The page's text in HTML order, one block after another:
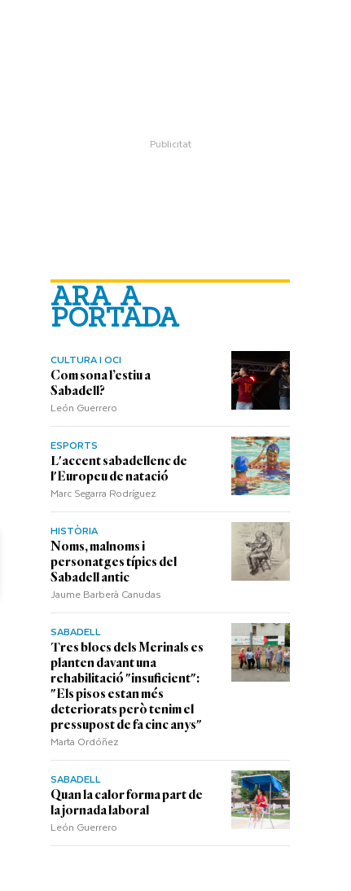
ARA A
PORTADA
CULTURA I OCI
Com sona l’estiu a
Sabadell?
León Guerrero
ESPORTS
L'accent sabadellenc de
l'Europeu de natació
Marc Segarra Rodríguez
HISTÒRIA
Noms, malnoms i
personatges típics del
Sabadell antic
Jaume Barberà Canudas
SABADELL
Tres blocs dels Merinals es
planten davant una
rehabilitació "insuficient":
"Els pisos estan més
deteriorats però tenim el
pressupost de fa cinc anys"
Marta Ordóñez
SABADELL
Quan la calor forma part de
la jornada laboral
León Guerrero